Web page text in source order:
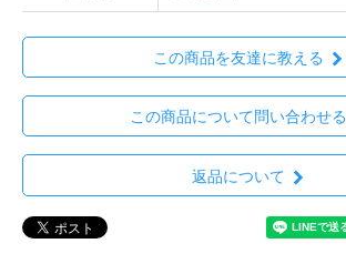
この商品を友達に教える
この商品について問い合わせる
返品について